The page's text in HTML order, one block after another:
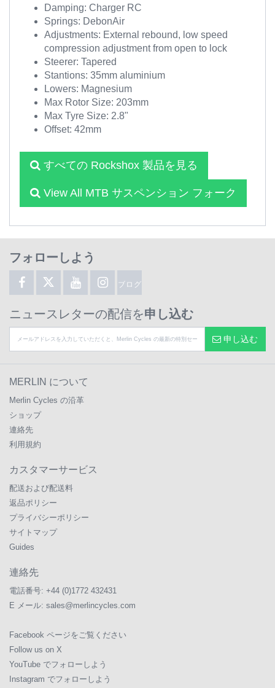
Damping: Charger RC
Springs: DebonAir
Adjustments: External rebound, low speed
compression adjustment from open to lock
Steerer: Tapered
Stantions: 35mm aluminium
Lowers: Magnesium
Max Rotor Size: 203mm
Max Tyre Size: 2.8"
Offset: 42mm
すべての Rockshox 製品を見る
View All MTB サスペンション フォーク
フォローしよう
ブログ
ニュースレターの配信を申し込む
申し込む
MERLIN について
Merlin Cycles の沿革
ショップ
連絡先
利用規約
カスタマーサービス
配送および配送料
返品ポリシー
プライバシーポリシー
サイトマップ
Guides
連絡先
電話番号: +44 (0)1772 432431
E メール: sales@merlincycles.com
Facebook ページをご覧ください
Follow us on X
YouTube でフォローしよう
Instagram でフォローしよう